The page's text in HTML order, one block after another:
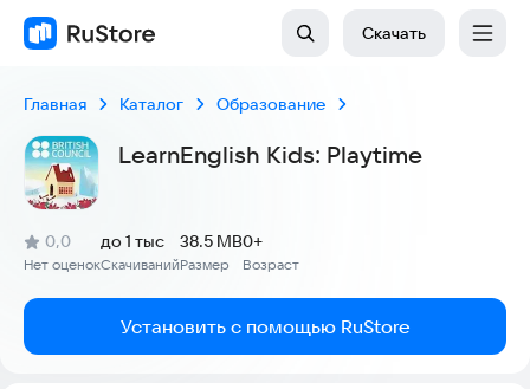
Скачать
Главная Каталог Образование
LearnEnglish Kids: Playtime
Рейтинг:
0,0
(
Нет оценок
)
Скачиваний
до 1 тыс
Размер
38.5 MB
Возраст
0+
Установить с помощью RuStore